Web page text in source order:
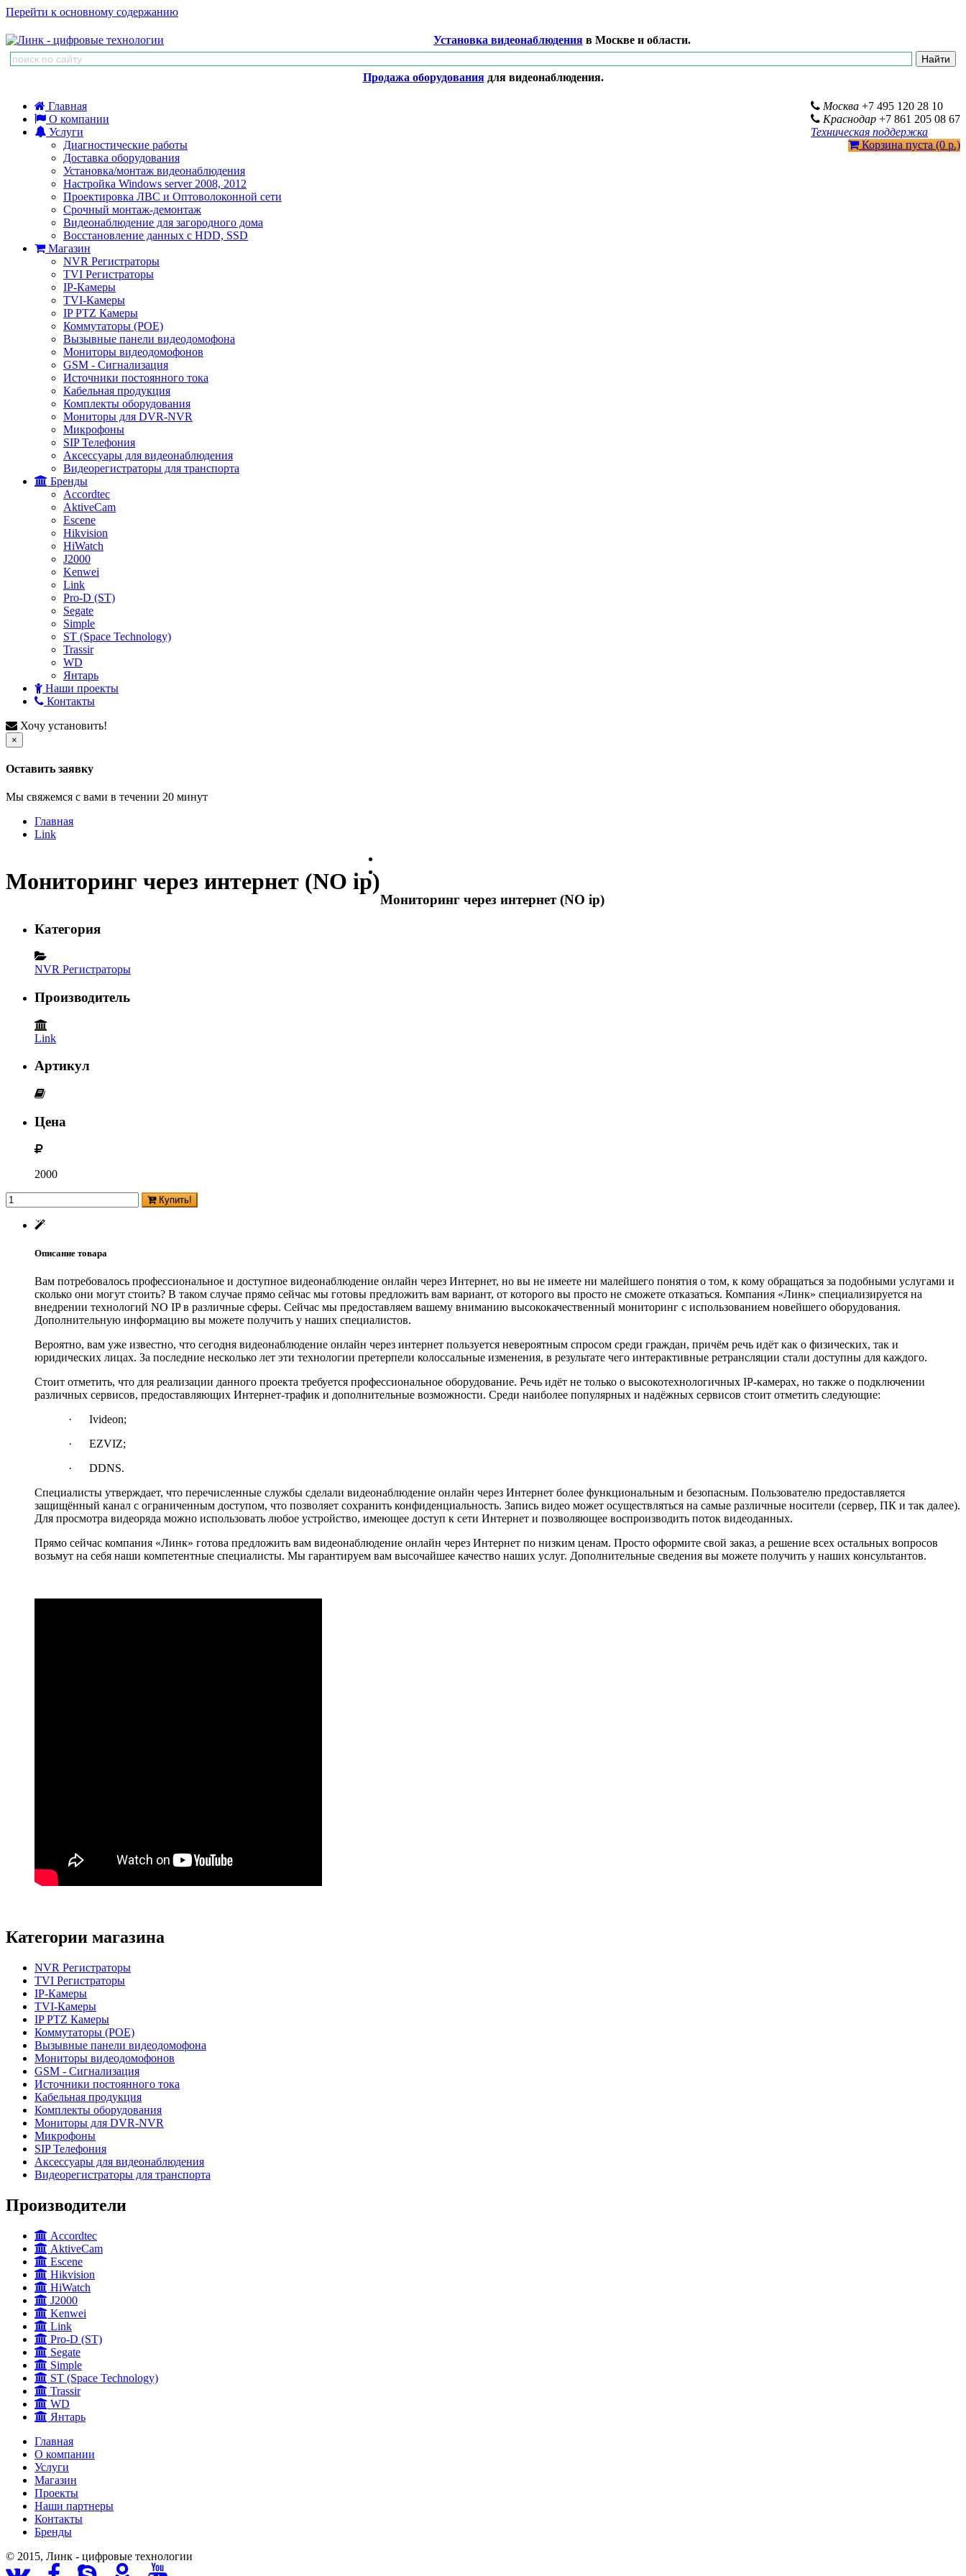
Перейти к основному содержанию
Установка видеонаблюдения в Москве и области.
Продажа оборудованиядля видеонаблюдения.
Москва +7 495 120 28 10
Краснодар +7 861 205 08 67
Техническая поддержка
Корзина пуста (0 р.)
Главная
О компании
Услуги
Диагностические работы
Доставка оборудования
Установка/монтаж видеонаблюдения
Настройка Windows server 2008, 2012
Проектировка ЛВС и Оптоволоконной сети
Срочный монтаж-демонтаж
Видеонаблюдение для загородного дома
Восстановление данных с HDD, SSD
Магазин
NVR Регистраторы
TVI Регистраторы
IP-Камеры
TVI-Камеры
IP PTZ Камеры
Коммутаторы (POE)
Вызывные панели видеодомофона
Мониторы видеодомофонов
GSM - Сигнализация
Источники постоянного тока
Кабельная продукция
Комплекты оборудования
Мониторы для DVR-NVR
Микрофоны
SIP Телефония
Аксессуары для видеонаблюдения
Видеорегистраторы для транспорта
Бренды
Accordtec
AktiveCam
Escene
Hikvision
HiWatch
J2000
Kenwei
Link
Pro-D (ST)
Segate
Simple
ST (Space Technology)
Trassir
WD
Янтарь
Наши проекты
Контакты
Хочу установить!
×
Оставить заявку
Мы свяжемся с вами в течении 20 минут
Главная
Link
Мониторинг через интернет (NO ip)
Мониторинг через интернет (NO ip)
Категория
NVR Регистраторы
Производитель
Link
Артикул
Цена
2000
Купить!
Описание товара
Вам потребовалось профессиональное и доступное видеонаблюдение онлайн через Интернет, но вы не имеете ни малейшего понятия о том, к кому обращаться за подобными услугами и
сколько они могут стоить? В таком случае прямо сейчас мы готовы предложить вам вариант, от которого вы просто не сможете отказаться. Компания «Линк» специализируется на
внедрении технологий NO IP в различные сферы. Сейчас мы предоставляем вашему вниманию высококачественный мониторинг с использованием новейшего оборудования.
Дополнительную информацию вы можете получить у наших специалистов.
Вероятно, вам уже известно, что сегодня видеонаблюдение онлайн через интернет пользуется невероятным спросом среди граждан, причём речь идёт как о физических, так и
юридических лицах. За последние несколько лет эти технологии претерпели колоссальные изменения, в результате чего интерактивные ретрансляции стали доступны для каждого.
Стоит отметить, что для реализации данного проекта требуется профессиональное оборудование. Речь идёт не только о высокотехнологичных IP-камерах, но также о подключении
различных сервисов, предоставляющих Интернет-трафик и дополнительные возможности. Среди наиболее популярных и надёжных сервисов стоит отметить следующие:
· Ivideon;
· EZVIZ;
· DDNS.
Специалисты утверждает, что перечисленные службы сделали видеонаблюдение онлайн через Интернет более функциональным и безопасным. Пользователю предоставляется
защищённый канал с ограниченным доступом, что позволяет сохранить конфиденциальность. Запись видео может осуществляться на самые различные носители (сервер, ПК и так далее).
Для просмотра видеоряда можно использовать любое устройство, имеющее доступ к сети Интернет и позволяющее воспроизводить поток видеоданных.
Прямо сейчас компания «Линк» готова предложить вам видеонаблюдение онлайн через Интернет по низким ценам. Просто оформите свой заказ, а решение всех остальных вопросов
возьмут на себя наши компетентные специалисты. Мы гарантируем вам высочайшее качество наших услуг. Дополнительные сведения вы можете получить у наших консультантов.
Категории магазина
NVR Регистраторы
TVI Регистраторы
IP-Камеры
TVI-Камеры
IP PTZ Камеры
Коммутаторы (POE)
Вызывные панели видеодомофона
Мониторы видеодомофонов
GSM - Сигнализация
Источники постоянного тока
Кабельная продукция
Комплекты оборудования
Мониторы для DVR-NVR
Микрофоны
SIP Телефония
Аксессуары для видеонаблюдения
Видеорегистраторы для транспорта
Производители
Accordtec
AktiveCam
Escene
Hikvision
HiWatch
J2000
Kenwei
Link
Pro-D (ST)
Segate
Simple
ST (Space Technology)
Trassir
WD
Янтарь
Главная
О компании
Услуги
Магазин
Проекты
Наши партнеры
Контакты
Бренды
© 2015, Линк - цифровые технологии